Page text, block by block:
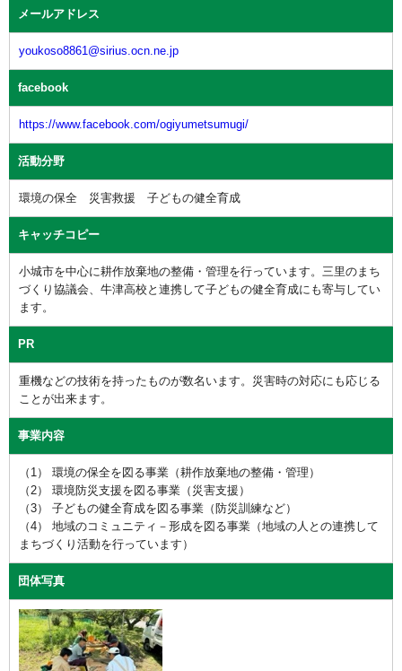
メールアドレス
youkoso8861@sirius.ocn.ne.jp
facebook
https://www.facebook.com/ogiyumetsumugi/
活動分野
環境の保全 災害救援 子どもの健全育成
キャッチコピー
小城市を中心に耕作放棄地の整備・管理を行っています。三里のまち
づくり協議会、牛津高校と連携して子どもの健全育成にも寄与してい
ます。
PR
重機などの技術を持ったものが数名います。災害時の対応にも応じる
ことが出来ます。
事業内容
（1） 環境の保全を図る事業（耕作放棄地の整備・管理）
（2） 環境防災支援を図る事業（災害支援）
（3） 子どもの健全育成を図る事業（防災訓練など）
（4） 地域のコミュニティ－形成を図る事業（地域の人との連携して
まちづくり活動を行っています）
団体写真